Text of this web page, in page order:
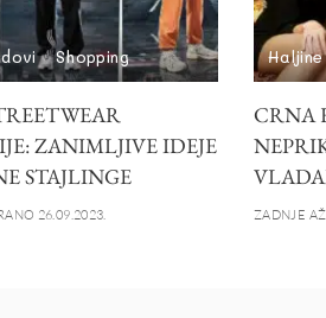
Shopping
ZANIMLJIVE IDEJE
STAJLINGE
26.09.2023.
Haljine
CRNA
ZADNJE